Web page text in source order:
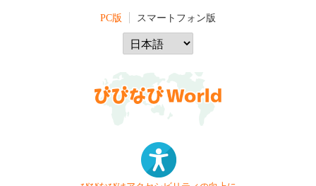
PC版 スマートフォン版